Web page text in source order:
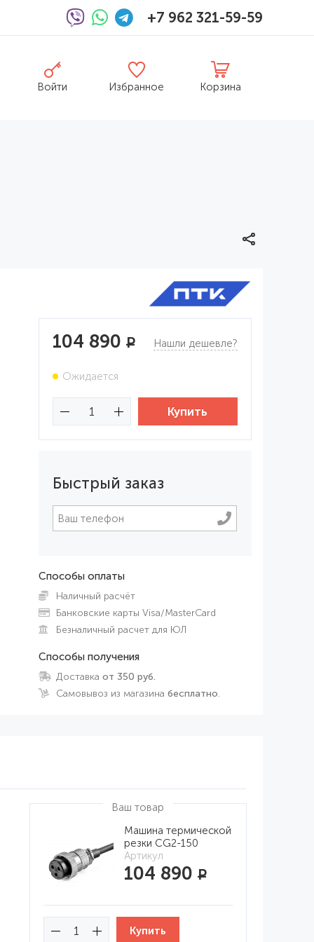
+7 962 321-59-59
Войти Избранное Корзина
104 890 Р Нашли дешевле?
Ожидается
Быстрый заказ
Способы оплаты
Наличный расчёт
Банковские карты Visa/MasterCard
Безналичный расчет для ЮЛ
Способы получения
Доставка от 350 руб.
Самовывоз из магазина бесплатно.
Ваш товар
Машина термической
резки CG2-150
Артикул
104 890 Р